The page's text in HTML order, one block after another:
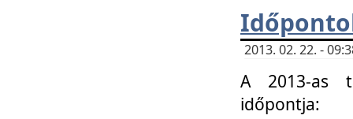
2013. 02. 22. -
A 2013-as
időpontja: